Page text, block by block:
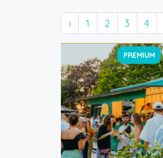
‹ 1 2 3 4
PREMIUM